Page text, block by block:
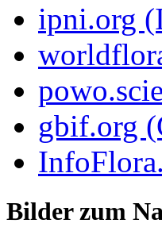
ipni.org
gbif.org
Bilder zum